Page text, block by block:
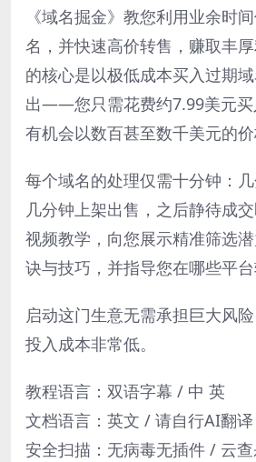
《域名掘金》教您利用业余时
名，并快速高价转售，赚取丰
的核心是以极低成本买入过期
出——您只需花费约7.99美元买
有机会以数百甚至数千美元的价
每个域名的处理仅需十分钟：几
几分钟上架出售，之后静待成
视频教学，向您展示精准筛选
诀与技巧，并指导您在哪些平台
启动这门生意无需承担巨大风
投入成本非常低。
教程语言：双语字幕 / 中 英
文档语言：英文 / 请自行AI翻译
安全扫描：无病毒无插件 / 云